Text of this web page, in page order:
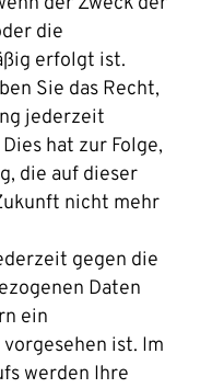
die
erfolgt ist.
Sie das Recht,
jederzeit
hat zur Folge,
die auf dieser
nicht mehr
gegen die
Daten
ein
ist. Im
werden Ihre